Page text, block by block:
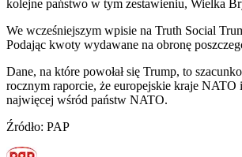
kolejne państwo w tym zestawieniu, Wielka
We wcześniejszym wpisie na Truth Social
Podając kwoty wydawane na obronę
Dane, na które powołał się Trump, to
rocznym raporcie, że europejskie kraje
najwięcej wśród państw NATO.
Źródło: PAP